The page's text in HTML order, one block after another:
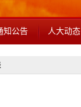
知公告 人大动态